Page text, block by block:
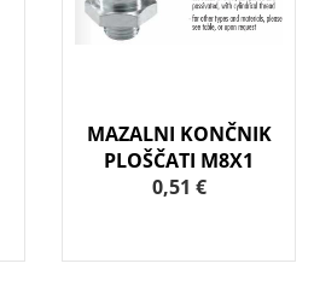
MAZALNI KONČNIK
PLOŠČATI M8X1
0,51 €